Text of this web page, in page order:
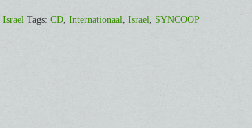
Israel Tags: CD, Internationaal, Israel, SYNCOOP